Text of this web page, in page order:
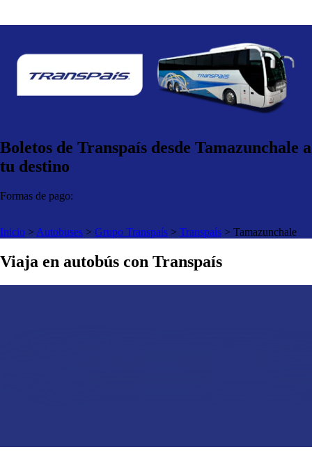
Boletos de Transpaís desde Tamazunchale a
tu destino
Formas de pago:
Inicio > Autobuses > Grupo Transpaís > Transpaís > Tamazunchale
Viaja en autobús con Transpaís